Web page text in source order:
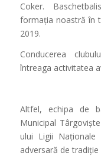
Coker.
formația noastră în
2019.
Conducerea
întreaga activitatea
Altfel, echipa de
Municipal
ului Ligii
adversară de